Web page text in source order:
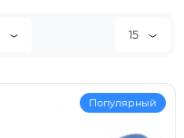
15
Популярный